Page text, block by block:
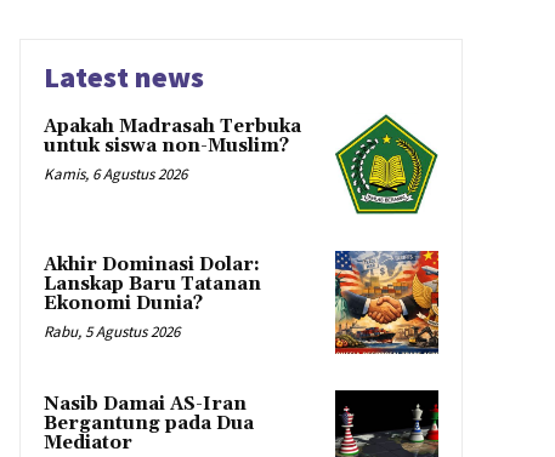
Latest news
Apakah Madrasah Terbuka
untuk siswa non-Muslim?
Kamis, 6 Agustus 2026
Akhir Dominasi Dolar:
Lanskap Baru Tatanan
Ekonomi Dunia?
Rabu, 5 Agustus 2026
Nasib Damai AS-Iran
Bergantung pada Dua
Mediator